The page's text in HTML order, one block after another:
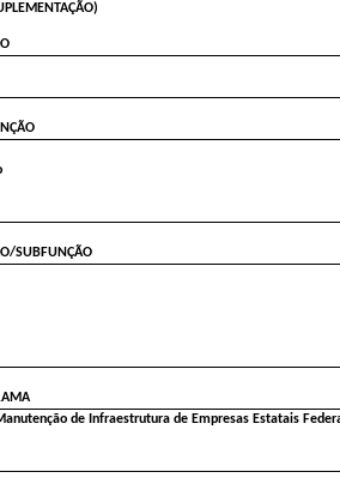
SUBFUNÇÃO
de Infraestrutura de Empresas Estatais